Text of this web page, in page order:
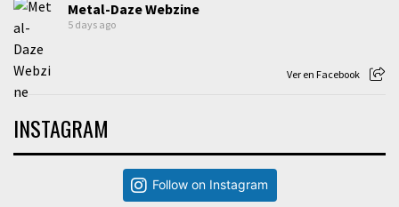
Metal-Daze Webzine
5 days ago
Ver en Facebook
INSTAGRAM
Follow on Instagram